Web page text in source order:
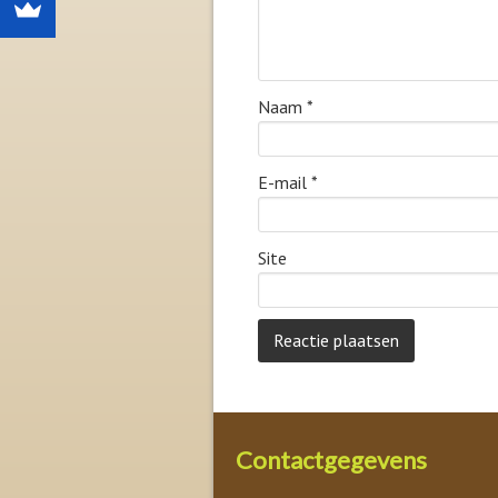
Naam *
E-mail *
Site
Contactgegevens